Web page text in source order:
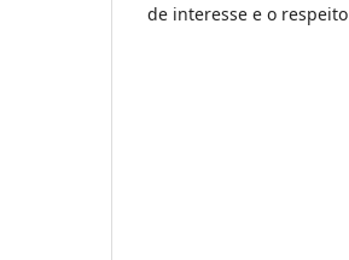
de interesse e o